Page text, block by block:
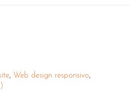
, Web design responsivo,